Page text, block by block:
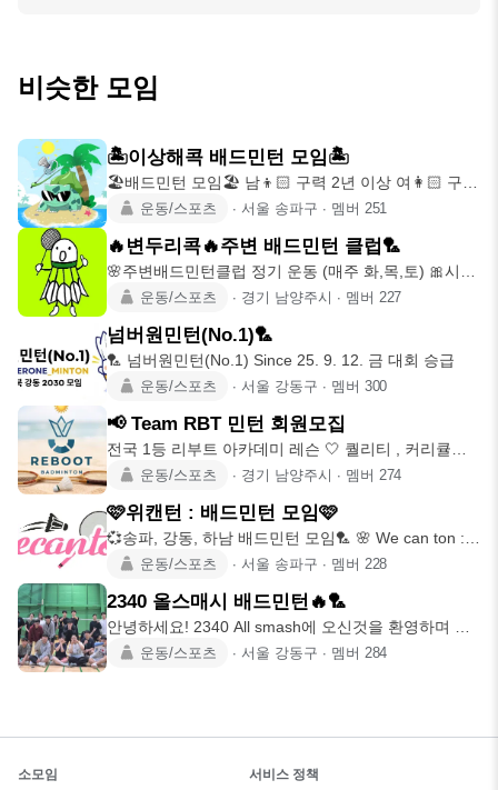
비슷한 모임
🏝️이상해콕 배드민턴 모임🏝️
🏖️배드민턴 모임🏖️ 남👦🏻 구력 2년 이상 여👩🏻 구력
1년 이상운동/스포츠 ∙ 서울 송파구 ∙ 멤버 251
🔥변두리콕🔥주변 배드민턴 클럽🏸
🌸주변배드민턴클럽 정기 운동 (매주 화,목,토) 🎀시간/
장소 1. 매주
운동/스포츠 ∙ 경기 남양주시 ∙ 멤버 227
넘버원민턴(No.1)🏸
🏸 넘버원민턴(No.1) Since 25. 9. 12. 금 대회 승급
운동/스포츠 ∙ 서울 강동구 ∙ 멤버 300
📢 Team RBT 민턴 회원모집
전국 1등 리부트 아카데미 레슨 🤍 퀄리티 , 커리큘럼 ,
스윙교정까지
운동/스포츠 ∙ 경기 남양주시 ∙ 멤버 274
🩷위캔턴 : 배드민턴 모임🩷
💞송파, 강동, 하남 배드민턴 모임🏸 🌸 We can ton :
위캔턴운동/스포츠 ∙ 서울 송파구 ∙ 멤버 228
2340 올스매시 배드민턴🔥🏸
안녕하세요! 2340 All smash에 오신것을 환영하며 배
드민턴 함께
운동/스포츠 ∙ 서울 강동구 ∙ 멤버 284
소모임 서비스 정책